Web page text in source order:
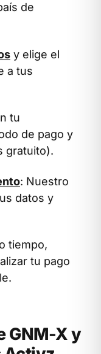
de
y elige el
a tus
tu
de pago y
gratuito).
: Nuestro
datos y
tiempo,
tu pago
GNM-X y